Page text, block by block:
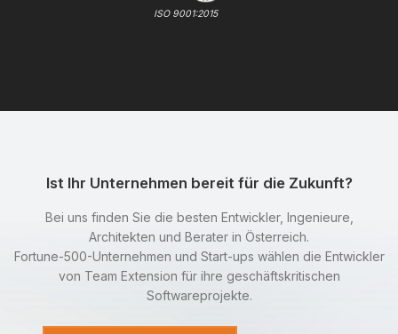
ISO 9001:2015
Ist Ihr Unternehmen bereit für die Zukunft?
Bei uns finden Sie die besten Entwickler, Ingenieure,
Architekten und Berater in Österreich.
Fortune-500-Unternehmen und Start-ups wählen die Entwickler
von Team Extension für ihre geschäftskritischen
Softwareprojekte.